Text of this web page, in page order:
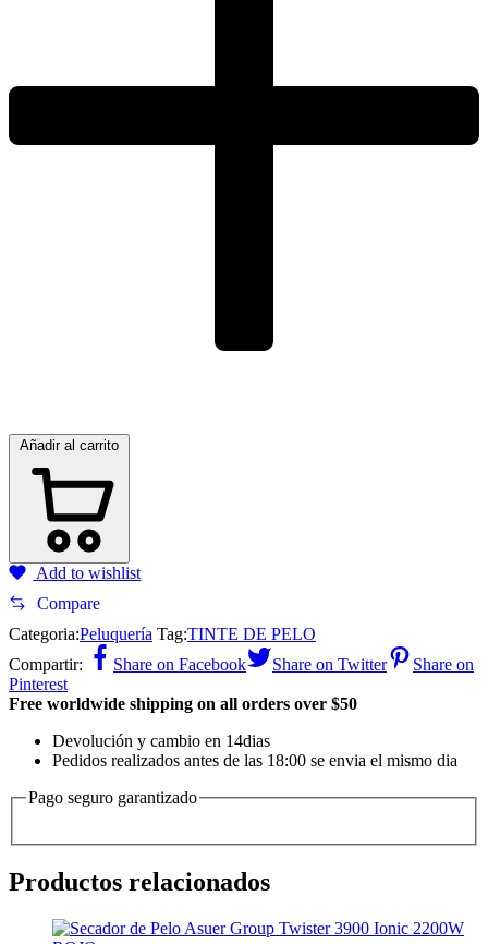
Añadir al carrito
Add to wishlist
Compare
Categoria:Peluquería Tag:TINTE DE PELO
Compartir:
Share on Facebook Share on Twitter
Share on
Pinterest
Free worldwide shipping on all orders over $50
Devolución y cambio en 14dias
Pedidos realizados antes de las 18:00 se envia el mismo dia
Pago seguro garantizado
Productos relacionados